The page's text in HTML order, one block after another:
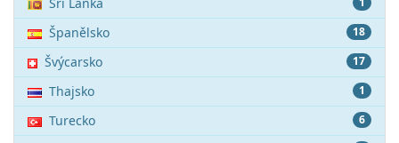
18
Španělsko
17
Švýcarsko
1
Thajsko
6
Turecko